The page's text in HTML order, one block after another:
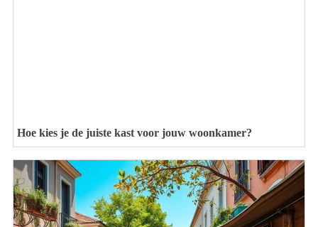
Hoe kies je de juiste kast voor jouw woonkamer?